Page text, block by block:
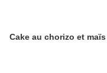
Cake au chorizo et maïs